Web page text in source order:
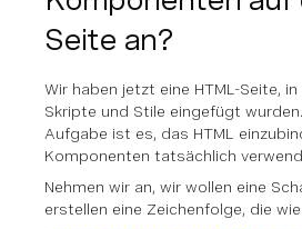
Seite an?
Wir haben jetzt eine HTML-Seite,
Skripte und Stile eingefügt
Aufgabe ist es, das HTML
Komponenten tatsächlich
Nehmen wir an, wir wollen eine
erstellen eine Zeichenfolge, die